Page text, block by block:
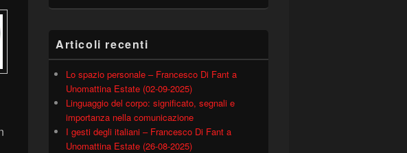
Articoli recenti
Lo spazio personale – Francesco Di Fant a
Unomattina Estate (02-09-2025)
Linguaggio del corpo: significato, segnali e
importanza nella comunicazione
I gesti degli italiani – Francesco Di Fant a
Unomattina Estate (26-08-2025)